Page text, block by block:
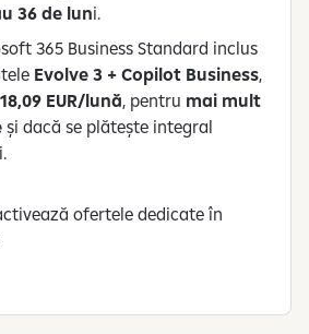
36 de luni.
365 Business Standard inclus
Evolve 3 + Copilot Business,
18,09 EUR/lună, pentru mai mult
și dacă se plătește integral
ofertele dedicate în